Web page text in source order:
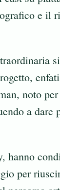
e il
noto
a
hanno
per